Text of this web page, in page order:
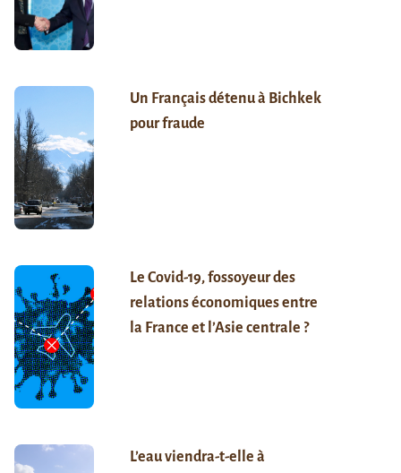
Un Français détenu à Bichkek
pour fraude
Le Covid-19, fossoyeur des
relations économiques entre
la France et l’Asie centrale ?
L’eau viendra-t-elle à